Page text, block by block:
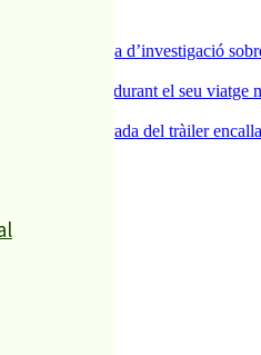
la primera beca d’investigació
a Palafolls durant el seu viatge
de la retirada del tràiler